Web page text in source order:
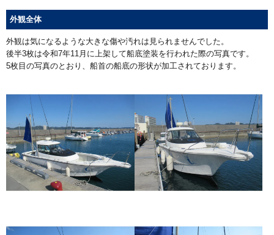
外観全体
外観は気になるような大きな傷や汚れは見られませんでした。
後半3枚は令和7年11月に上架して船底塗装を行われた際の写真です。
5枚目の写真のとおり、船首の船底の形状が加工されております。